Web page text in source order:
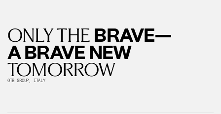
ONLY THE BRAVE—
A BRAVE NEW
TOMORROW
OTB GROUP, ITALY